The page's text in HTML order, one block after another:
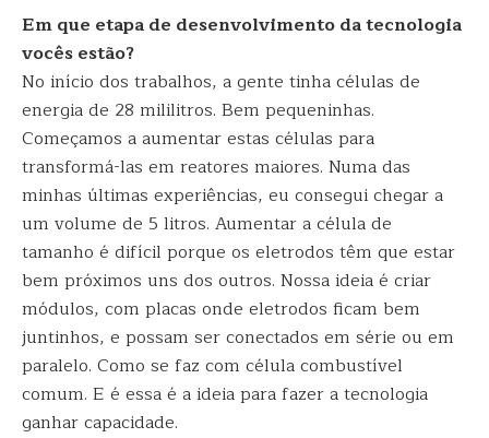
Em que etapa de desenvolvimento da tecnologia
vocês estão?
No início dos trabalhos, a gente tinha células de
energia de 28 mililitros. Bem pequeninhas.
Começamos a aumentar estas células para
transformá-las em reatores maiores. Numa das
minhas últimas experiências, eu consegui chegar a
um volume de 5 litros. Aumentar a célula de
tamanho é difícil porque os eletrodos têm que estar
bem próximos uns dos outros. Nossa ideia é criar
módulos, com placas onde eletrodos ficam bem
juntinhos, e possam ser conectados em série ou em
paralelo. Como se faz com célula combustível
comum. E é essa é a ideia para fazer a tecnologia
ganhar capacidade.